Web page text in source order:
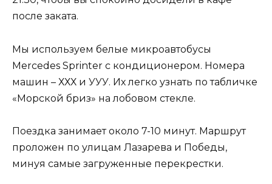
после заката.
Мы используем белые микроавтобусы
Mercedes Sprinter с кондиционером. Номера
машин – ХХХ и УУУ. Их легко узнать по табличке
«Морской бриз» на лобовом стекле.
Поездка занимает около 7-10 минут. Маршрут
проложен по улицам Лазарева и Победы,
минуя самые загруженные перекрестки.